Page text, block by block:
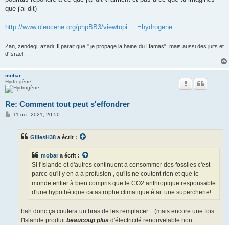
que j'ai dit)
http://www.oleocene.org/phpBB3/viewtopi ... =hydrogene
Zan, zendegi, azadi. Il parait que " je propage la haine du Hamas", mais aussi des juifs et
d'Israël.
mobar
Hydrogène
Re: Comment tout peut s'effondrer
M11 oct. 2021, 20:50
GillesH38 a écrit :
mobara écrit :
Si l'Islande et d'autres continuent à consommer des fossiles c'est
parce qu'il y en a à profusion , qu'ils ne coutent rien et que le
monde entier à bien compris que le CO2 anthropique responsable
d'une hypothétique catastrophe climatique était une supercherie!
bah donc ça coutera un bras de les remplacer ...(mais encore une fois
l'Islande produitbeaucoup plus d'électricité renouvelable non